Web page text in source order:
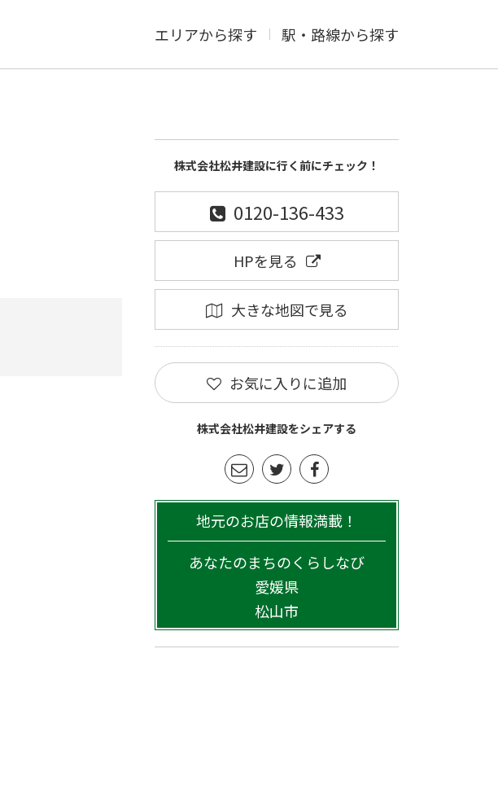
エリアから探す 駅・路線から探す
株式会社松井建設に行く前にチェック！
0120-136-433
HPを見る
大きな地図で見る
お気に入りに追加
株式会社松井建設をシェアする
地元のお店の情報満載！
あなたのまちのくらしなび
愛媛県
松山市